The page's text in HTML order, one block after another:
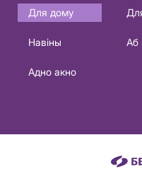
Основная
навигация
Для дому
Навіны
Аб
Адно акно